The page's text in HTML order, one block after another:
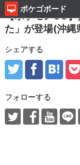
ポケゴボード
【ポケモンGO
た」が登場(沖縄
シェアする
フォローする